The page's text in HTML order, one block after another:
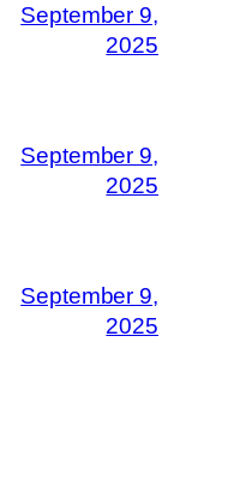
September 9,
2025
September 9,
2025
September 9,
2025